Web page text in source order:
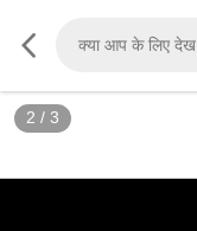
3 / 3